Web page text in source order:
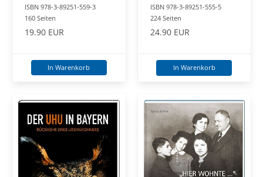
ISBN 978-3-89251-559-3
160 Seiten
19.90 EUR
In Warenkorb
ISBN 978-3-89251-555-5
224 Seiten
24.90 EUR
In Warenkorb